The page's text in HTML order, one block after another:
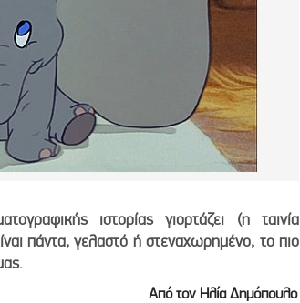
ιστορίας γιορτάζει (η ταινία
πάντα, γελαστό ή στεναχωρημένο, το πιο
Από τον Ηλία Δημόπουλο